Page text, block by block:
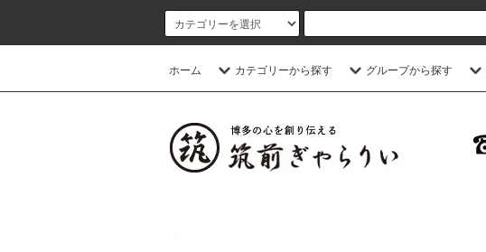
ホーム カテゴリーから探す グループから探す